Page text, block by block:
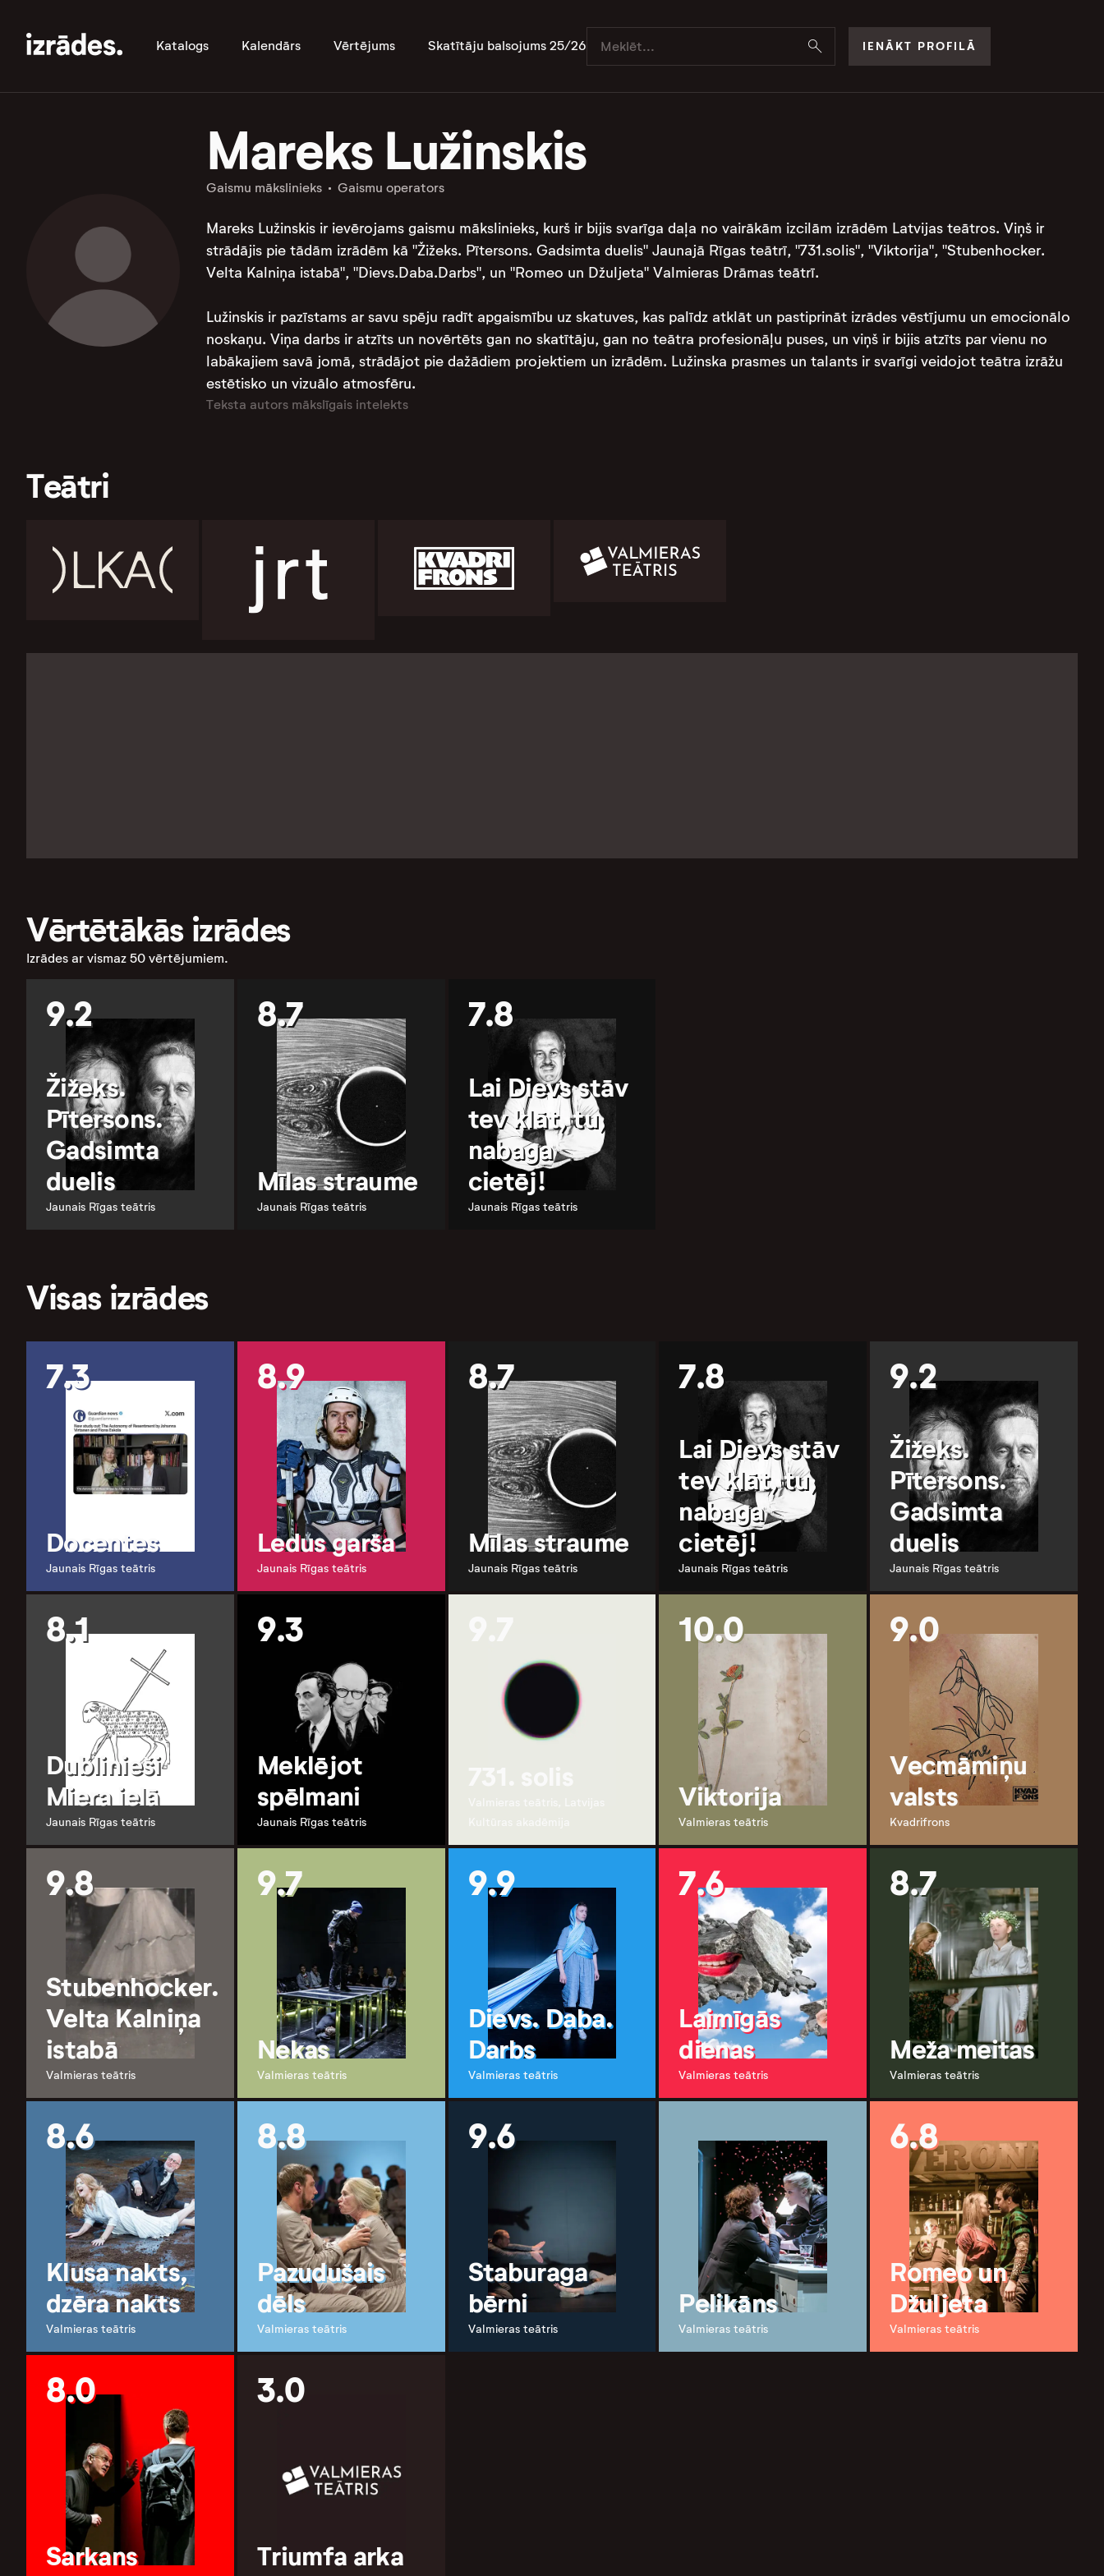
Katalogs Kalendārs Vērtējums Skatītāju balsojums 25/26 IENĀKT PROFILĀ
Mareks Lužinskis
Gaismu mākslinieks Gaismu operators
Mareks Lužinskis ir ievērojams gaismu mākslinieks, kurš ir bijis svarīga daļa no vairākām izcilām izrādēm Latvijas teātros. Viņš ir
strādājis pie tādām izrādēm kā "Žižeks. Pītersons. Gadsimta duelis" Jaunajā Rīgas teātrī, "731.solis", "Viktorija", "Stubenhocker.
Velta Kalniņa istabā", "Dievs.Daba.Darbs", un "Romeo un Džuljeta" Valmieras Drāmas teātrī​​.
Lužinskis ir pazīstams ar savu spēju radīt apgaismību uz skatuves, kas palīdz atklāt un pastiprināt izrādes vēstījumu un emocionālo
noskaņu. Viņa darbs ir atzīts un novērtēts gan no skatītāju, gan no teātra profesionāļu puses, un viņš ir bijis atzīts par vienu no
labākajiem savā jomā, strādājot pie dažādiem projektiem un izrādēm​​​​. Lužinska prasmes un talants ir svarīgi veidojot teātra izrāžu
estētisko un vizuālo atmosfēru.
Teksta autors mākslīgais intelekts
Teātri
Vērtētākās izrādes
Izrādes ar vismaz 50 vērtējumiem.
9.2
Žižeks.
Pītersons.
Gadsimta
duelis
Jaunais Rīgas teātris
8.7
Mīlas straume
Jaunais Rīgas teātris
7.8
Lai Dievs stāv
tev klāt, tu,
nabaga
cietēj!
Jaunais Rīgas teātris
Visas izrādes
7.3
Docentes
Jaunais Rīgas teātris
8.9
Ledus garša
Jaunais Rīgas teātris
8.7
Mīlas straume
Jaunais Rīgas teātris
7.8
Lai Dievs stāv
tev klāt, tu,
nabaga
cietēj!
Jaunais Rīgas teātris
9.2
Žižeks.
Pītersons.
Gadsimta
duelis
Jaunais Rīgas teātris
8.1
Dublinieši
Miera ielā
Jaunais Rīgas teātris
9.3
Meklējot
spēlmani
Jaunais Rīgas teātris
9.7
731. solis
10.0
Viktorija
Valmieras teātris
9.0
Vecmāmiņu
valsts
Kvadrifrons
9.8
Stubenhocker.
Velta Kalniņa
istabā
Valmieras teātris
9.7
Nekas
Valmieras teātris
9.9
Dievs. Daba.
Darbs
Valmieras teātris
7.6
Laimīgās
dienas
Valmieras teātris
8.7
Meža meitas
Valmieras teātris
8.6
Klusa nakts,
dzēra nakts
Valmieras teātris
8.8
Pazudušais
dēls
Valmieras teātris
9.6
Staburaga
bērni
Valmieras teātris
Pelikāns
Valmieras teātris
6.8
Romeo un
Džuljeta
Valmieras teātris
8.0
Sarkans
3.0
Triumfa arka